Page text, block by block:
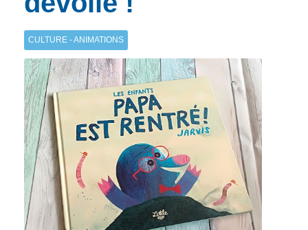
CULTURE - ANIMATIONS